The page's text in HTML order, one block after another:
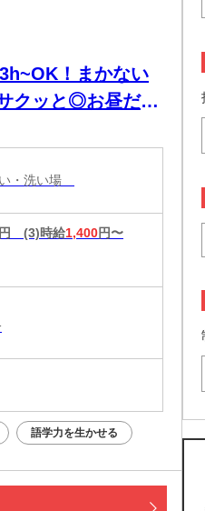
！まかない
クッと◎お昼だけ
・洗い場
円 (3)時給1,400円〜
語学力を生かせる